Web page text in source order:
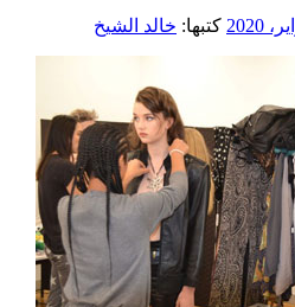
كتبها: خالد الشيخ